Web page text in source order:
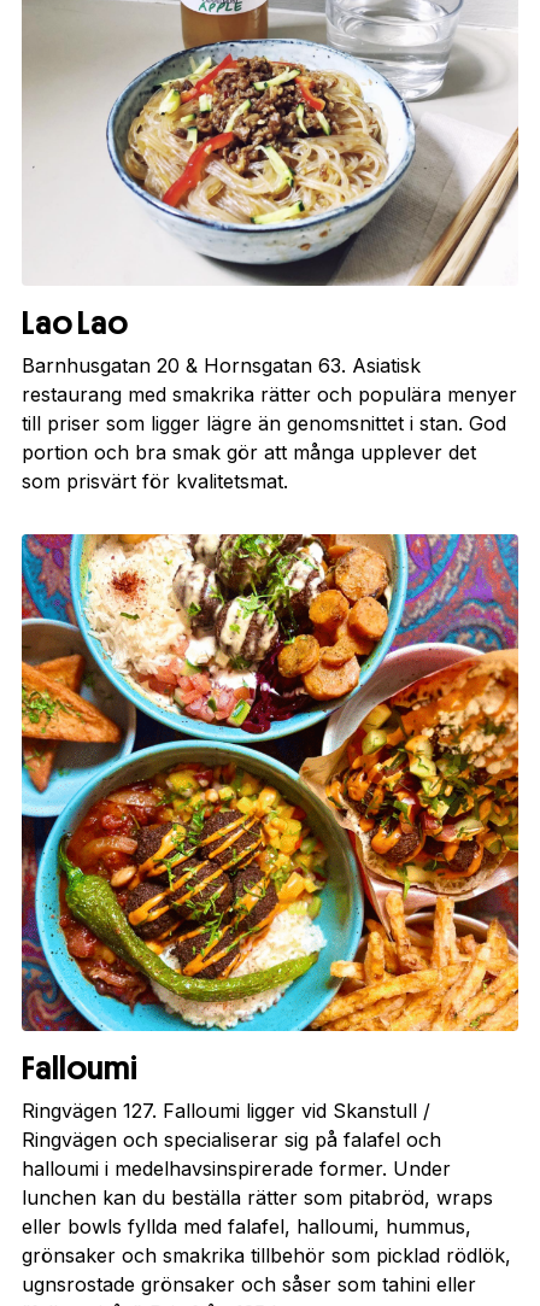
Lao Lao
Barnhusgatan 20 & Hornsgatan 63. Asiatisk
restaurang med smakrika rätter och populära menyer
till priser som ligger lägre än genomsnittet i stan. God
portion och bra smak gör att många upplever det
som prisvärt för kvalitetsmat.
Falloumi
Ringvägen 127. Falloumi ligger vid Skanstull /
Ringvägen och specialiserar sig på falafel och
halloumi i medelhavsinspirerade former. Under
lunchen kan du beställa rätter som pitabröd, wraps
eller bowls fyllda med falafel, halloumi, hummus,
grönsaker och smakrika tillbehör som picklad rödlök,
ugnsrostade grönsaker och såser som tahini eller